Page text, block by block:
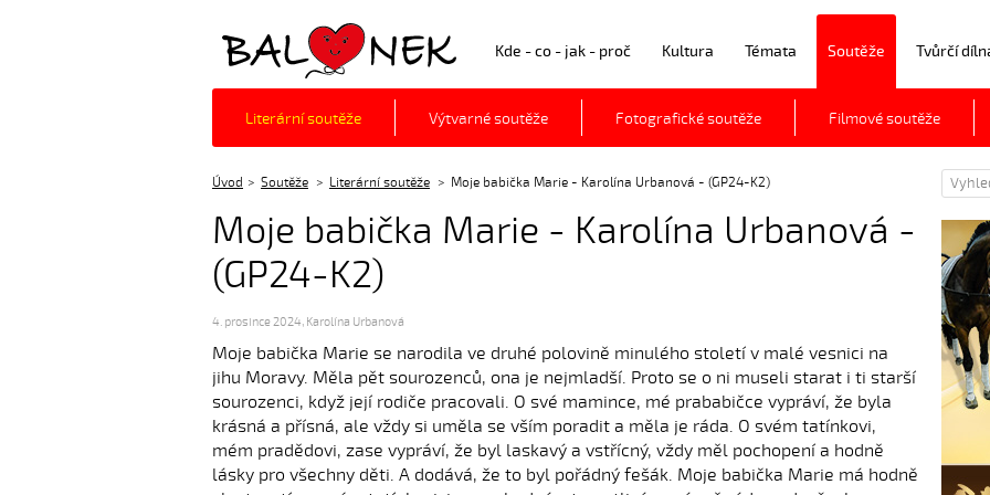
Balónek z.s. Kde - co - jak - proč Kultura Témata Soutěže Tvůrčí
Literární soutěže Výtvarné soutěže Fotografické soutěže Filmové soutěže
Úvod Soutěže Literární soutěže Moje babička Marie - Karolína Urbanová - (GP24-K2)
Moje babička Marie - Karolína Urbanová -
(GP24-K2)
4. prosince 2024, Karolína Urbanová
Moje babička Marie se narodila ve druhé polovině minulého století v malé vesnici na
jihu Moravy. Měla pět sourozenců, ona je nejmladší. Proto se o ni museli starat i ti starší
sourozenci, když její rodiče pracovali. O své mamince, mé prababičce vypráví, že byla
krásná a přísná, ale vždy si uměla se vším poradit a měla je ráda. O svém tatínkovi,
mém pradědovi, zase vypráví, že byl laskavý a vstřícný, vždy měl pochopení a hodně
lásky pro všechny děti. A dodává, že to byl pořádný fešák. Moje babička Marie má hodně